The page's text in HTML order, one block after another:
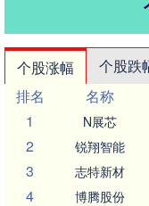
个股涨幅 个股跌
排名
名称
1
N展芯
2 锐翔智能
3 志特新材
4 博腾股份